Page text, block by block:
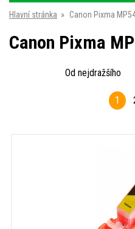
Hlavní stránka » Canon Pixma
Canon Pixma
Od nejdražšího
1